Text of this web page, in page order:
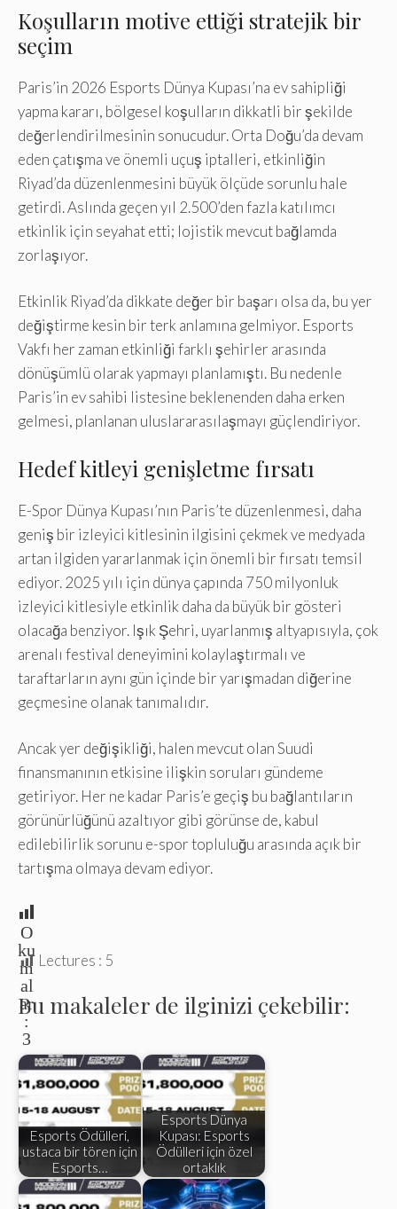
Koşulların motive ettiği stratejik bir
seçim
Paris’in 2026 Esports Dünya Kupası’na ev sahipliği
yapma kararı, bölgesel koşulların dikkatli bir şekilde
değerlendirilmesinin sonucudur. Orta Doğu’da devam
eden çatışma ve önemli uçuş iptalleri, etkinliğin
Riyad’da düzenlenmesini büyük ölçüde sorunlu hale
getirdi. Aslında geçen yıl 2.500’den fazla katılımcı
etkinlik için seyahat etti; lojistik mevcut bağlamda
zorlaşıyor.
Etkinlik Riyad’da dikkate değer bir başarı olsa da, bu yer
değiştirme kesin bir terk anlamına gelmiyor. Esports
Vakfı her zaman etkinliği farklı şehirler arasında
dönüşümlü olarak yapmayı planlamıştı. Bu nedenle
Paris’in ev sahibi listesine beklenenden daha erken
gelmesi, planlanan uluslararasılaşmayı güçlendiriyor.
Hedef kitleyi genişletme fırsatı
E-Spor Dünya Kupası’nın Paris’te düzenlenmesi, daha
geniş bir izleyici kitlesinin ilgisini çekmek ve medyada
artan ilgiden yararlanmak için önemli bir fırsatı temsil
ediyor. 2025 yılı için dünya çapında 750 milyonluk
izleyici kitlesiyle etkinlik daha da büyük bir gösteri
olacağa benziyor. Işık Şehri, uyarlanmış altyapısıyla, çok
arenalı festival deneyimini kolaylaştırmalı ve
taraftarların aynı gün içinde bir yarışmadan diğerine
geçmesine olanak tanımalıdır.
Ancak yer değişikliği, halen mevcut olan Suudi
finansmanının etkisine ilişkin soruları gündeme
getiriyor. Her ne kadar Paris’e geçiş bu bağlantıların
görünürlüğünü azaltıyor gibi görünse de, kabul
edilebilirlik sorunu e-spor topluluğu arasında açık bir
tartışma olmaya devam ediyor.
O
ku
m
al
ar
:
3
Lectures : 5
Bu makaleler de ilginizi çekebilir:
Esports Ödülleri,
ustaca bir tören için
Esports…
Esports Dünya
Kupası: Esports
Ödülleri için özel
ortaklık